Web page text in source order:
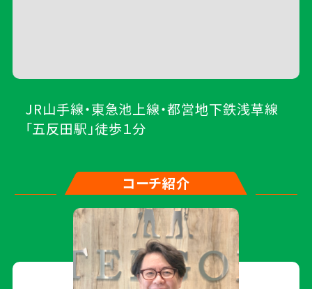
JR山手線・東急池上線・都営地下鉄浅草線
「五反田駅」徒歩１分
コーチ紹介